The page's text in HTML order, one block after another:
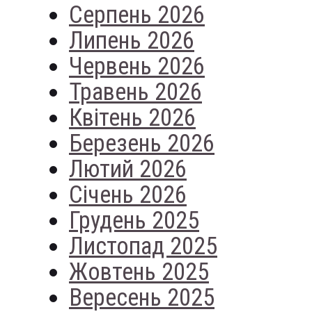
Серпень 2026
Липень 2026
Червень 2026
Травень 2026
Квітень 2026
Березень 2026
Лютий 2026
Січень 2026
Грудень 2025
Листопад 2025
Жовтень 2025
Вересень 2025